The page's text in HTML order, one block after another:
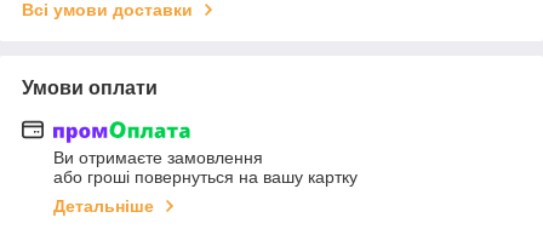
Всі умови доставки
Умови оплати
Ви отримаєте замовлення
або гроші повернуться на вашу картку
Детальніше